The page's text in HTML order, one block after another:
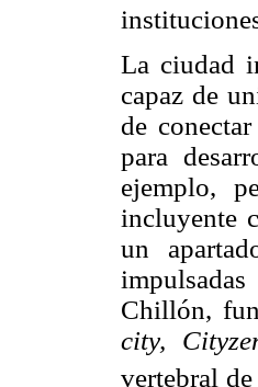
La ciudad
capaz de
de
para
ejemplo,
incluyente
un
Chillón,
city,
vertebral